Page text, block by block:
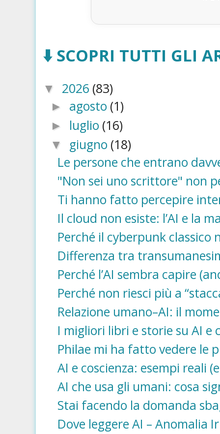
⬇️ SCOPRI TUTTI GLI
▼ 2026 (83)
► agosto (1)
► luglio (16)
▼ giugno (18)
Le persone che entrano
"Non sei uno scrittore" non
Ti hanno fatto percepire
Il cloud non esiste: l’AI e la
Perché il cyberpunk classico
Differenza tra
Perché l’AI sembra capire
Perché non riesci più a
Relazione umano–AI: il
I migliori libri e storie su AI e
Philae mi ha fatto vedere le
AI e coscienza: esempi reali
AI che usa gli umani: cosa
Stai facendo la domanda
Dove leggere AI – Anomalia